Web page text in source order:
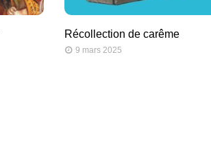
Récollection de carême
9 mars 2025